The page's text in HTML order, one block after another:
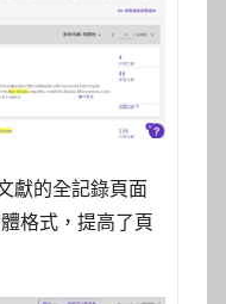
獻的全記錄頁面
格式，提高了頁